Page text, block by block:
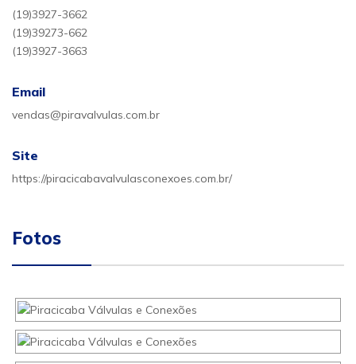
(19)3927-3662
(19)39273-662
(19)3927-3663
Email
vendas@piravalvulas.com.br
Site
https://piracicabavalvulasconexoes.com.br/
Fotos